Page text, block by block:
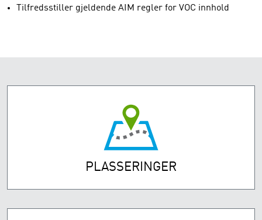
Tilfredsstiller gjeldende AIM regler for VOC innhold
PLASSERINGER